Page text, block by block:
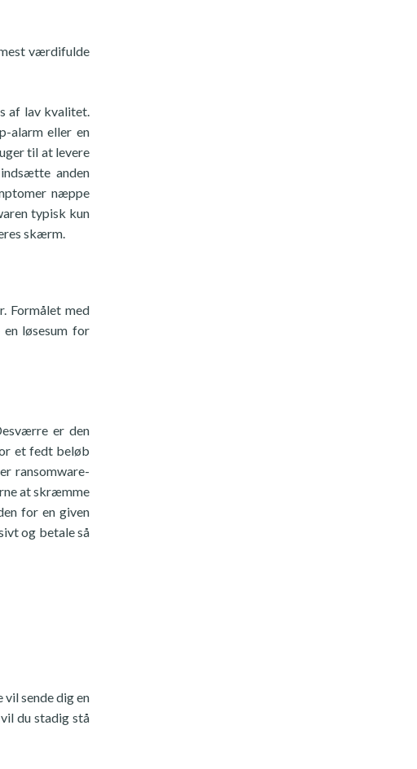
værdifulde
af lav kvalitet.
alarm eller en
til at levere
anden
næppe
typisk kun
skærm.
Formålet med
løsesum for
er den
et fedt beløb
ransomware-
at skræmme
for en given
og betale så
sende dig en
du stadig stå